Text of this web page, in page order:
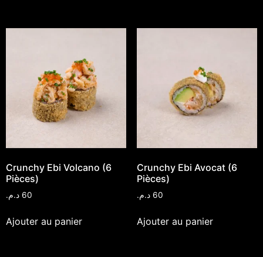
Crunchy Ebi Volcano (6
Pièces)
60 د.م.
Ajouter au panier
Crunchy Ebi Avocat (6
Pièces)
60 د.م.
Ajouter au panier